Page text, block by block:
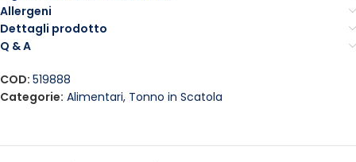
Allergeni
Dettagli prodotto
Q & A
COD: 519888
Categorie: Alimentari, Tonno in Scatola